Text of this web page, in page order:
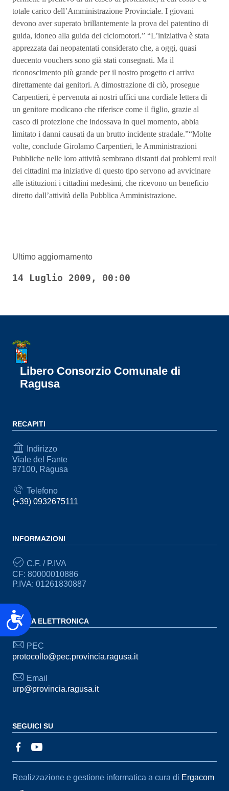
Accessibilità
totale carico dell’Amministrazione Provinciale. I giovani
devono aver superato brillantemente la prova del patentino di
guida, idoneo alla guida dei ciclomotori.” “L’iniziativa è stata
apprezzata dai neopatentati considerato che, a oggi, quasi
duecento vouchers sono già stati consegnati. Ma il
riconoscimento più grande per il nostro progetto ci arriva
direttamente dai genitori. A dimostrazione di ciò, prosegue
Carpentieri, è pervenuta ai nostri uffici una cordiale lettera di
un genitore modicano che riferisce come il figlio, grazie al
casco di protezione che indossava in quel momento, abbia
limitato i danni causati da un brutto incidente stradale.”“Molte
volte, conclude Girolamo Carpentieri, le Amministrazioni
Pubbliche nelle loro attività sembrano distanti dai problemi reali
dei cittadini ma iniziative di questo tipo servono ad avvicinare
alle istituzioni i cittadini medesimi, che ricevono un beneficio
diretto dall’attività della Pubblica Amministrazione.
Ultimo aggiornamento
14 Luglio 2009, 00:00
Libero Consorzio Comunale di
Ragusa
RECAPITI
Indirizzo
Viale del Fante
97100, Ragusa
Telefono
(+39) 0932675111
INFORMAZIONI
C.F. / P.IVA
CF: 80000010886
P.IVA: 01261830887
POSTA ELETTRONICA
PEC
protocollo@pec.provincia.ragusa.it
Email
urp@provincia.ragusa.it
SEGUICI SU
Sezione Link Utili
Realizzazione e gestione informatica a cura di Ergacom